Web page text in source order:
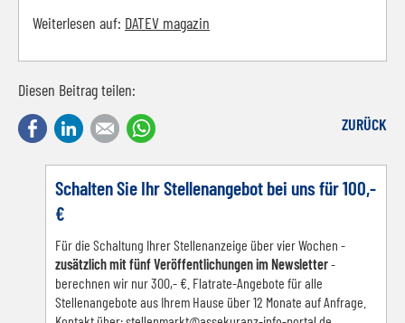
Weiterlesen auf: DATEV magazin
Diesen Beitrag teilen:
FacebookLinkedInE-mail ZURÜCK
Schalten Sie Ihr Stellenangebot bei uns für 100,-
€
Für die Schaltung Ihrer Stellenanzeige über vier Wochen -
zusätzlich mit fünf Veröffentlichungen im Newsletter-
berechnen wir nur 300,- €. Flatrate-Angebote für alle
Stellenangebote aus Ihrem Hause über 12 Monate auf Anfrage.